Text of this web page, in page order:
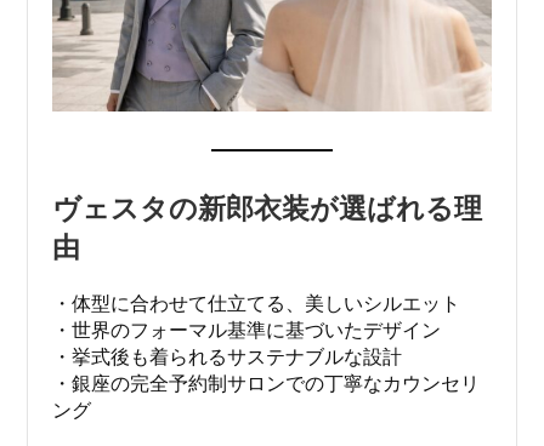
ヴェスタの新郎衣装が選ばれる理
由
・体型に合わせて仕立てる、美しいシルエット
・世界のフォーマル基準に基づいたデザイン
・挙式後も着られるサステナブルな設計
・銀座の完全予約制サロンでの丁寧なカウンセリ
ング